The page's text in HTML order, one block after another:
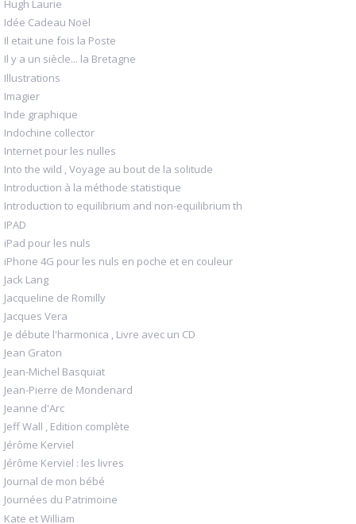
Hugh Laurie
Idée Cadeau Noël
Il etait une fois la Poste
Il y a un siècle... la Bretagne
Illustrations
Imagier
Inde graphique
Indochine collector
Internet pour les nulles
Into the wild , Voyage au bout de la solitude
Introduction à la méthode statistique
Introduction to equilibrium and non-equilibrium th
IPAD
iPad pour les nuls
iPhone 4G pour les nuls en poche et en couleur
Jack Lang
Jacqueline de Romilly
Jacques Vera
Je débute l'harmonica , Livre avec un CD
Jean Graton
Jean-Michel Basquiat
Jean-Pierre de Mondenard
Jeanne d'Arc
Jeff Wall , Edition complète
Jérôme Kerviel
Jérôme Kerviel : les livres
Journal de mon bébé
Journées du Patrimoine
Kate et William